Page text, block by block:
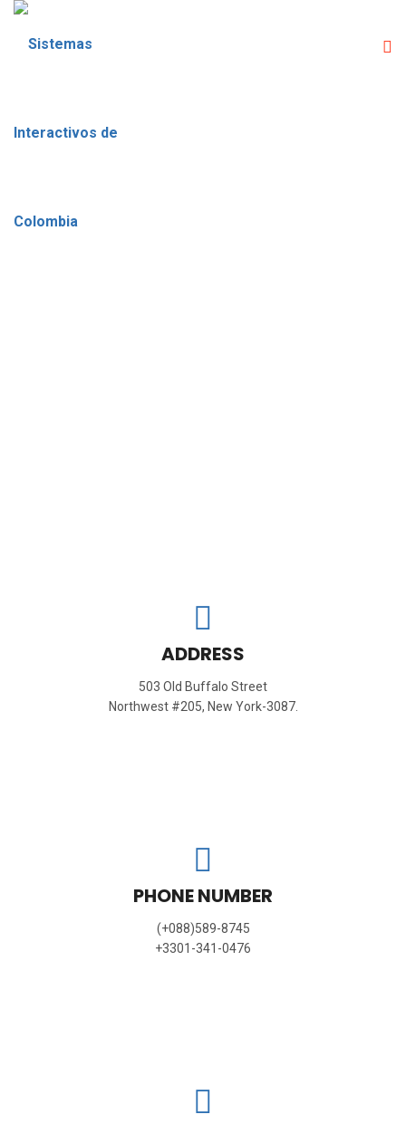
ADDRESS
503 Old Buffalo Street
Northwest #205, New York-3087.
PHONE NUMBER
(+088)589-8745
+3301-341-0476